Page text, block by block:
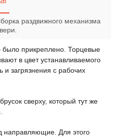
раздвижного механизма
было прикреплено. Торцевые
в цвет устанавливаемого
загрязнения с рабочих
сверху, который тут же
направляющие. Для этого